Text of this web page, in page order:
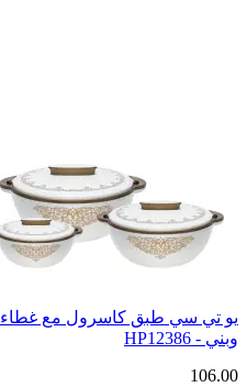
وبني - HP12386
106.00